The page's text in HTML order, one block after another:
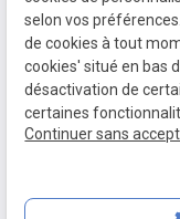
Mentions
Plan du
selon vos
de cookies à tout
cookies' situé en bas
désactivation de
certaines
Continuer sans